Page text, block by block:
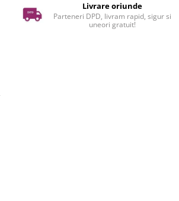
Livrare oriunde
Parteneri DPD, livram rapid, sigur si
uneori gratuit!